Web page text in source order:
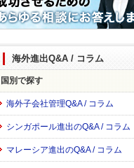
海外進出Q&A / コラム
国別で探す
海外子会社管理Q&A / コラム
シンガポール進出のQ&A / コラム
マレーシア進出のQ&A / コラム